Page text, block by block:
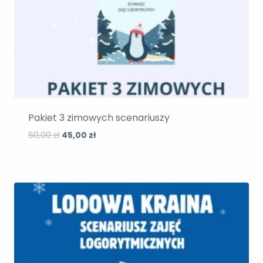
Pakiet 3 zimowych scenariuszy
60,00zł Pierwotna
45,00 złAktualna